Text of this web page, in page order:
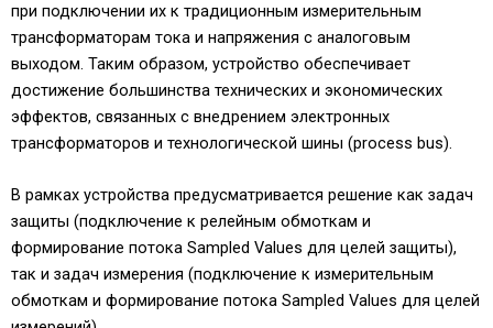
при подключении их к традиционным измерительным
трансформаторам тока и напряжения с аналоговым
выходом. Таким образом, устройство обеспечивает
достижение большинства технических и экономических
эффектов, связанных с внедрением электронных
трансформаторов и технологической шины (process bus).
В рамках устройства предусматривается решение как задач
защиты (подключение к релейным обмоткам и
формирование потока Sampled Values для целей защиты),
так и задач измерения (подключение к измерительным
обмоткам и формирование потока Sampled Values для целей